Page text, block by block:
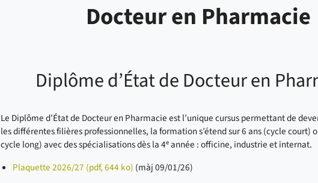
Docteur en Pharmacie
Diplôme d’État de Docteur en
Le Diplôme d’État de Docteur en Pharmacie est l’unique cursus permettant de
les différentes filières professionnelles, la formation s’étend sur 6 ans (cycle court)
cycle long) avec des spécialisations dès la 4e année : officine, industrie et internat.
Plaquette 2026/27 (pdf, 644 ko) (màj 09/01/26)